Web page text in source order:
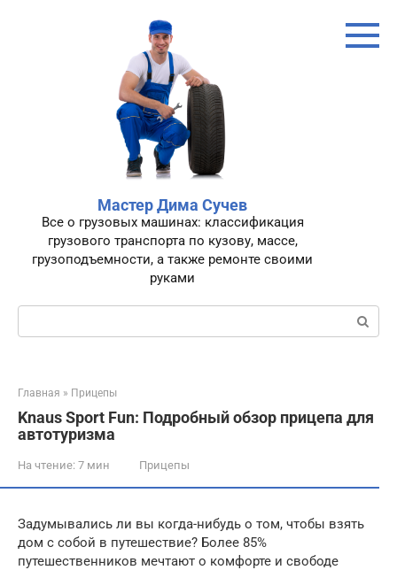
Мастер Дима Сучев
Все о грузовых машинах: классификация
грузового транспорта по кузову, массе,
грузоподъемности, а также ремонте своими
руками
Поиск:
Главная » Прицепы
Knaus Sport Fun: Подробный обзор прицепа для
автотуризма
На чтение: 7 мин Прицепы
Задумывались ли вы когда-нибудь о том, чтобы взять
дом с собой в путешествие? Более 85%
путешественников мечтают о комфорте и свободе